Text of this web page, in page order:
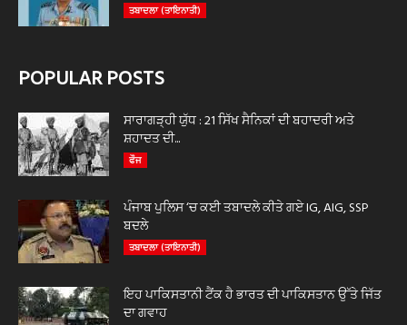
ਤਬਾਦਲਾ (ਤਾਇਨਾਤੀ)
POPULAR POSTS
ਸਾਰਾਗੜ੍ਹੀ ਯੁੱਧ : 21 ਸਿੱਖ ਸੈਨਿਕਾਂ ਦੀ ਬਹਾਦਰੀ ਅਤੇ
ਸ਼ਹਾਦਤ ਦੀ...
ਫੌਜ
ਪੰਜਾਬ ਪੁਲਿਸ ‘ਚ ਕਈ ਤਬਾਦਲੇ ਕੀਤੇ ਗਏ IG, AIG, SSP
ਬਦਲੇ
ਤਬਾਦਲਾ (ਤਾਇਨਾਤੀ)
ਇਹ ਪਾਕਿਸਤਾਨੀ ਟੈਂਕ ਹੈ ਭਾਰਤ ਦੀ ਪਾਕਿਸਤਾਨ ਉੱਤੇ ਜਿੱਤ
ਦਾ ਗਵਾਹ